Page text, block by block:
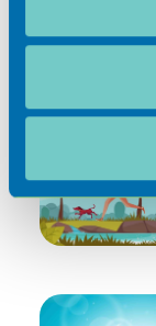
dalla
Utilizziamo i
analizzare il
informazioni sul
pubblicità e
con altre
raccolto dal
Eventi
Scoprili